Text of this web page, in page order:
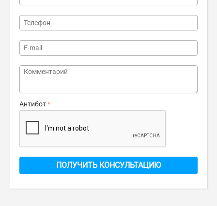
Антибот
ПОЛУЧИТЬ КОНСУЛЬТАЦИЮ